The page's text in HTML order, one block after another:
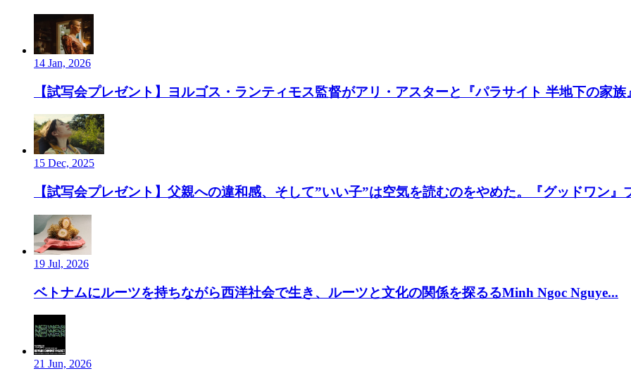
14 Jan, 2026
【試写会プレゼント】ヨルゴス・ランティモス監督がアリ・アスターと『パラサイト 半地下の家族
15 Dec, 2025
【試写会プレゼント】父親への違和感、そして”いい子”は空気を読むのをやめた。『グッドワン』
19 Jul, 2026
ベトナムにルーツを持ちながら西洋社会で生き、ルーツと文化の関係を探るるMinh Ngoc Nguye...
21 Jun, 2026